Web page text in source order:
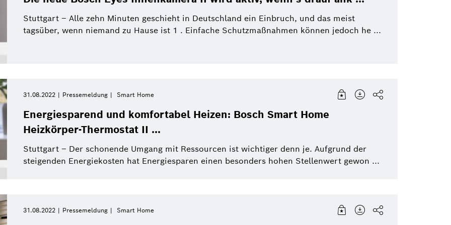
Stuttgart – Alle zehn Minuten geschieht in Deutschland ein Einbruch, und das meist
tagsüber, wenn niemand zu Hause ist 1 . Einfache Schutzmaßnahmen können jedoch he ...
31.08.2022 Pressemeldung Smart Home
Energiesparend und komfortabel Heizen: Bosch Smart Home
Heizkörper-Thermostat II ...
Stuttgart – Der schonende Umgang mit Ressourcen ist wichtiger denn je. Aufgrund der
steigenden Energiekosten hat Energiesparen einen besonders hohen Stellenwert gewon ...
31.08.2022 Pressemeldung Smart Home